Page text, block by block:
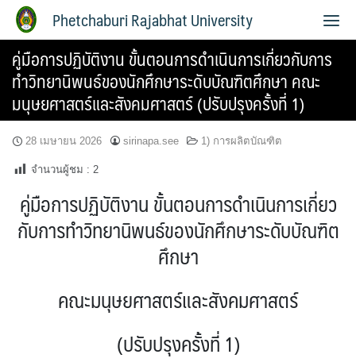
Phetchaburi Rajabhat University
คู่มือการปฏิบัติงาน ขั้นตอนการดำเนินการเกี่ยวกับการ
ทำวิทยานิพนธ์ของนักศึกษาระดับบัณฑิตศึกษา คณะ
มนุษยศาสตร์และสังคมศาสตร์ (ปรับปรุงครั้งที่ 1)
28 เมษายน 2026 sirinapa.see 1) การผลิตบัณฑิต
จำนวนผู้ชม : 2
คู่มือการปฏิบัติงาน ขั้นตอนการดำเนินการเกี่ยว
กับการทำวิทยานิพนธ์ของนักศึกษาระดับบัณฑิต
ศึกษา
คณะมนุษยศาสตร์และสังคมศาสตร์
(ปรับปรุงครั้งที่ 1)